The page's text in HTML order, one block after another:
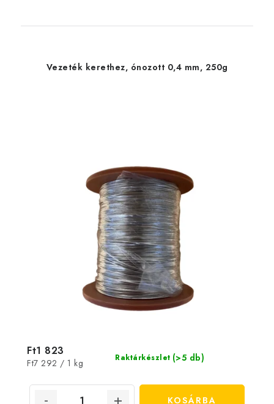
Vezeték kerethez, ónozott 0,4 mm, 250g
Raktárkészlet (>5 db)
Ft1 823
Egységár:
Ft7 292 / 1 kg
KOSÁRBA